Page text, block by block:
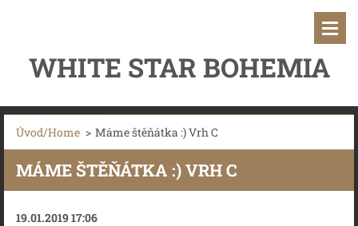
WHITE STAR BOHEMIA
Úvod/Home > Máme štěňátka :) Vrh C
MÁME ŠTĚŇÁTKA :) VRH C
19.01.2019 17:06